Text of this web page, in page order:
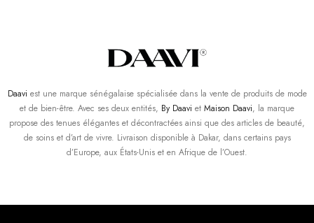
Daavi est une marque sénégalaise spécialisée dans la vente de produits de mode
et de bien-être. Avec ses deux entités, By Daavi et Maison Daavi, la marque
propose des tenues élégantes et décontractées ainsi que des articles de beauté,
de soins et d’art de vivre. Livraison disponible à Dakar, dans certains pays
d’Europe, aux États-Unis et en Afrique de l’Ouest.